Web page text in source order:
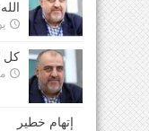
الله
كل
إتهام خطير